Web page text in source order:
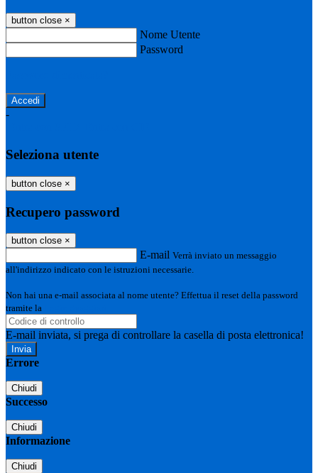
button close ×
Nome Utente
Password
-
Seleziona utente
button close ×
Recupero password
button close ×
E-mail Verrà inviato un messaggio
all'indirizzo indicato con le istruzioni necessarie.
Non hai una e-mail associata al nome utente? Effettua il reset della password
tramite la
E-mail inviata, si prega di controllare la casella di posta elettronica!
Errore
Chiudi
Successo
Chiudi
Informazione
Chiudi